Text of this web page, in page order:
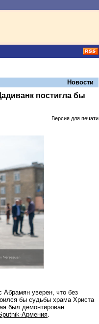
Новости
постигла бы
Версия для печати
Абрамян уверен, что без
бы судьбы храма Христа
был демонтирован
Армения.